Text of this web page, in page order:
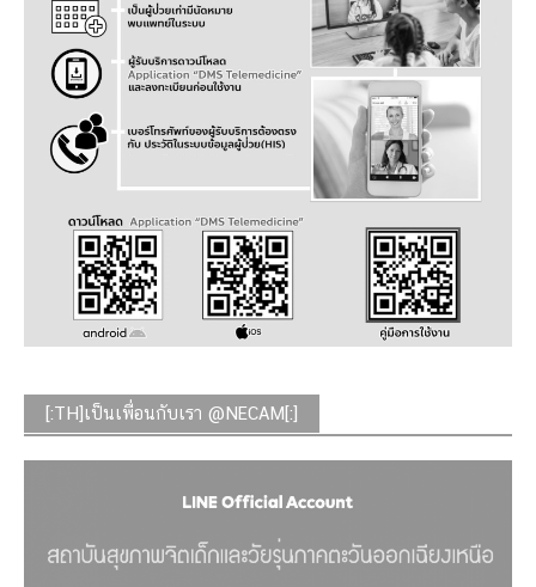
[:TH]เป็นเพื่อนกับเรา @NECAM[:]